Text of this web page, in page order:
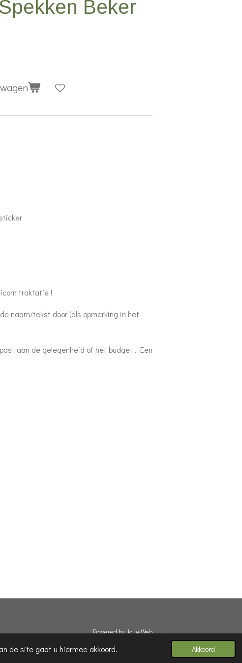
de site gaat u hiermee akkoord. Akkoord
Beker
traktatie !
naam/tekst door (als opmerking in het
aan de gelegenheid of het budget . Een
Powered byJouwWeb